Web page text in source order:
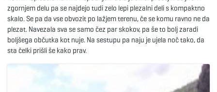
l
e
zgornjem delu pa se najdejo tudi zelo lepi plezalni deli s kompaktno
skalo. Se pa da vse obvozit po lažjem terenu, če se komu ravno ne da
plezat. Navezala sva se samo čez par skokov, pa še to bolj zaradi
boljšega občutka kot nuje. Na sestupu pa naju je ujela noč tako, da
sta čelki prišli še kako prav.